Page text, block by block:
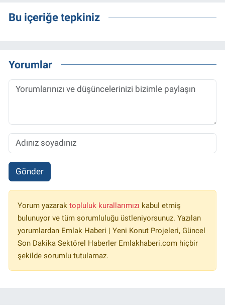
Bu içeriğe tepkiniz
Yorumlar
Gönder
Yorum yazarak topluluk kurallarımızı kabul etmiş
bulunuyor ve tüm sorumluluğu üstleniyorsunuz. Yazılan
yorumlardan Emlak Haberi | Yeni Konut Projeleri, Güncel
Son Dakika Sektörel Haberler Emlakhaberi.com hiçbir
şekilde sorumlu tutulamaz.